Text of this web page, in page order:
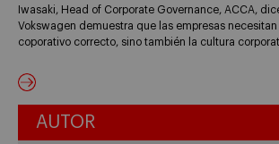
Iwasaki, Head of Corporate Governance, ACCA,
Vokswagen demuestra que las empresas
coporativo correcto, sino también la cultura
AUTOR